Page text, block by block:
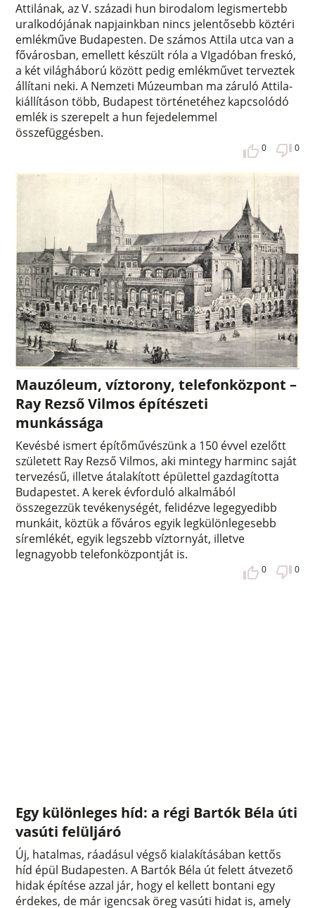
Attilának, az V. századi hun birodalom legismertebb
uralkodójának napjainkban nincs jelentősebb köztéri
emlékműve Budapesten. De számos Attila utca van a
fővárosban, emellett készült róla a VIgadóban freskó,
a két világháború között pedig emlékművet terveztek
állítani neki. A Nemzeti Múzeumban ma záruló Attila-
kiállításon több, Budapest történetéhez kapcsolódó
emlék is szerepelt a hun fejedelemmel
összefüggésben.
0 0
Mauzóleum, víztorony, telefonközpont –
Ray Rezső Vilmos építészeti
munkássága
Kevésbé ismert építőművészünk a 150 évvel ezelőtt
született Ray Rezső Vilmos, aki mintegy harminc saját
tervezésű, illetve átalakított épülettel gazdagította
Budapestet. A kerek évforduló alkalmából
összegezzük tevékenységét, felidézve legegyedibb
munkáit, köztük a főváros egyik legkülönlegesebb
síremlékét, egyik legszebb víztornyát, illetve
legnagyobb telefonközpontját is.
0 0
Egy különleges híd: a régi Bartók Béla úti
vasúti felüljáró
Új, hatalmas, ráadásul végső kialakításában kettős
híd épül Budapesten. A Bartók Béla út felett átvezető
hidak építése azzal jár, hogy el kellett bontani egy
érdekes, de már igencsak öreg vasúti hidat is, amely